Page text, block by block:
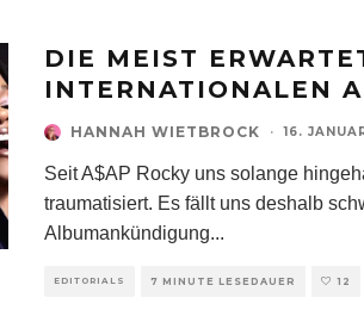
DIE MEIST
INTERNATIONALEN
HANNAH WIETBROCK · 16.
Seit A$AP Rocky uns solange
traumatisiert. Es fällt uns deshalb
Albumankündigung...
EDITORIALS 7 MINUTE LESEDAUER 12